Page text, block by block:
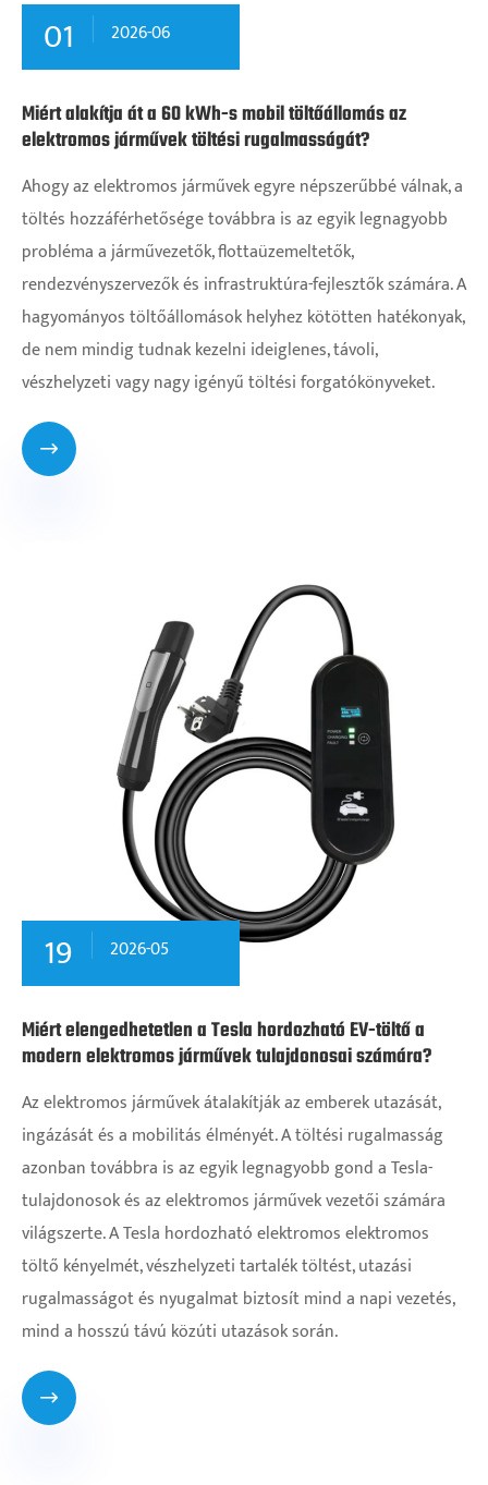
01 2026-06
Miért alakítja át a 60 kWh-s mobil töltőállomás az
elektromos járművek töltési rugalmasságát?
Ahogy az elektromos járművek egyre népszerűbbé válnak, a
töltés hozzáférhetősége továbbra is az egyik legnagyobb
probléma a járművezetők, flottaüzemeltetők,
rendezvényszervezők és infrastruktúra-fejlesztők számára. A
hagyományos töltőállomások helyhez kötötten hatékonyak,
de nem mindig tudnak kezelni ideiglenes, távoli,
vészhelyzeti vagy nagy igényű töltési forgatókönyveket.

19 2026-05
Miért elengedhetetlen a Tesla hordozható EV-töltő a
modern elektromos járművek tulajdonosai számára?
Az elektromos járművek átalakítják az emberek utazását,
ingázását és a mobilitás élményét. A töltési rugalmasság
azonban továbbra is az egyik legnagyobb gond a Tesla-
tulajdonosok és az elektromos járművek vezetői számára
világszerte. A Tesla hordozható elektromos elektromos
töltő kényelmét, vészhelyzeti tartalék töltést, utazási
rugalmasságot és nyugalmat biztosít mind a napi vezetés,
mind a hosszú távú közúti utazások során.
